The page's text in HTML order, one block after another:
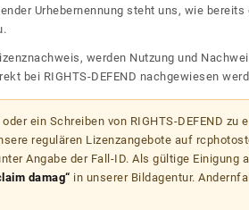
Urhebernennung steht uns, wie
werden Nutzung und
bei RIGHTS-DEFEND nachgewiesen
ein Schreiben von RIGHTS-DEFEND zu
regulären Lizenzangebote auf
Angabe der Fall-ID. Als gültige Einigung
damag“ in unserer Bildagentur.